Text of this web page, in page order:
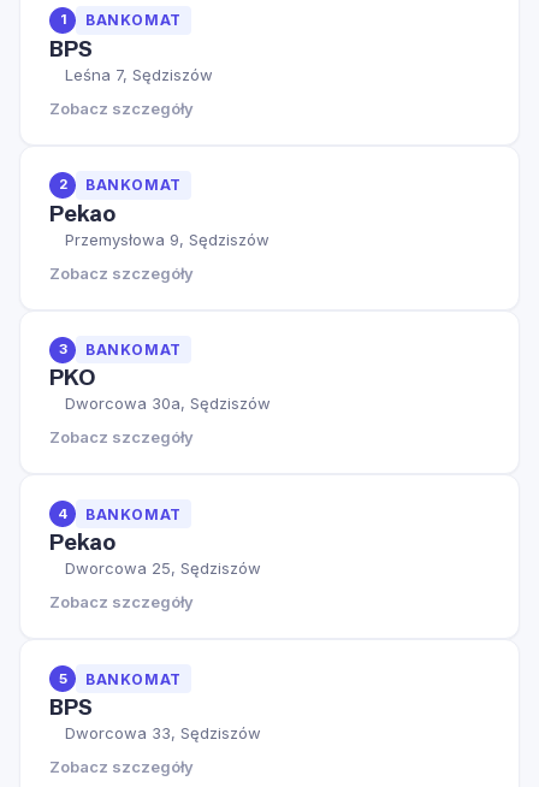
1 BANKOMAT
BPS
Leśna 7, Sędziszów
Zobacz szczegóły
2 BANKOMAT
Pekao
Przemysłowa 9, Sędziszów
Zobacz szczegóły
3 BANKOMAT
PKO
Dworcowa 30a, Sędziszów
Zobacz szczegóły
4 BANKOMAT
Pekao
Dworcowa 25, Sędziszów
Zobacz szczegóły
5 BANKOMAT
BPS
Dworcowa 33, Sędziszów
Zobacz szczegóły